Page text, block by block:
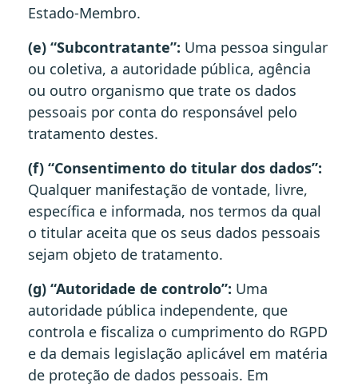
Estado-Membro.
(e) “Subcontratante”: Uma pessoa singular
ou coletiva, a autoridade pública, agência
ou outro organismo que trate os dados
pessoais por conta do responsável pelo
tratamento destes.
(f) “Consentimento do titular dos dados”:
Qualquer manifestação de vontade, livre,
específica e informada, nos termos da qual
o titular aceita que os seus dados pessoais
sejam objeto de tratamento.
(g) “Autoridade de controlo”: Uma
autoridade pública independente, que
controla e fiscaliza o cumprimento do RGPD
e da demais legislação aplicável em matéria
de proteção de dados pessoais. Em